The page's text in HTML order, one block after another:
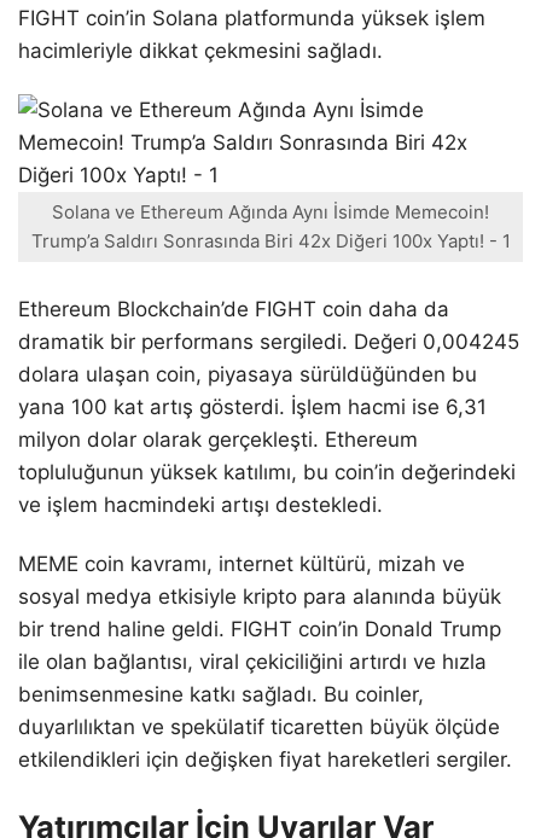
FIGHT coin’in Solana platformunda yüksek işlem
hacimleriyle dikkat çekmesini sağladı.
Solana ve Ethereum Ağında Aynı İsimde Memecoin!
Trump’a Saldırı Sonrasında Biri 42x Diğeri 100x Yaptı! - 1
Ethereum Blockchain’de FIGHT coin daha da
dramatik bir performans sergiledi. Değeri 0,004245
dolara ulaşan coin, piyasaya sürüldüğünden bu
yana 100 kat artış gösterdi. İşlem hacmi ise 6,31
milyon dolar olarak gerçekleşti. Ethereum
topluluğunun yüksek katılımı, bu coin’in değerindeki
ve işlem hacmindeki artışı destekledi.
MEME coin kavramı, internet kültürü, mizah ve
sosyal medya etkisiyle kripto para alanında büyük
bir trend haline geldi. FIGHT coin’in Donald Trump
ile olan bağlantısı, viral çekiciliğini artırdı ve hızla
benimsenmesine katkı sağladı. Bu coinler,
duyarlılıktan ve spekülatif ticaretten büyük ölçüde
etkilendikleri için değişken fiyat hareketleri sergiler.
Yatırımcılar İçin Uyarılar Var